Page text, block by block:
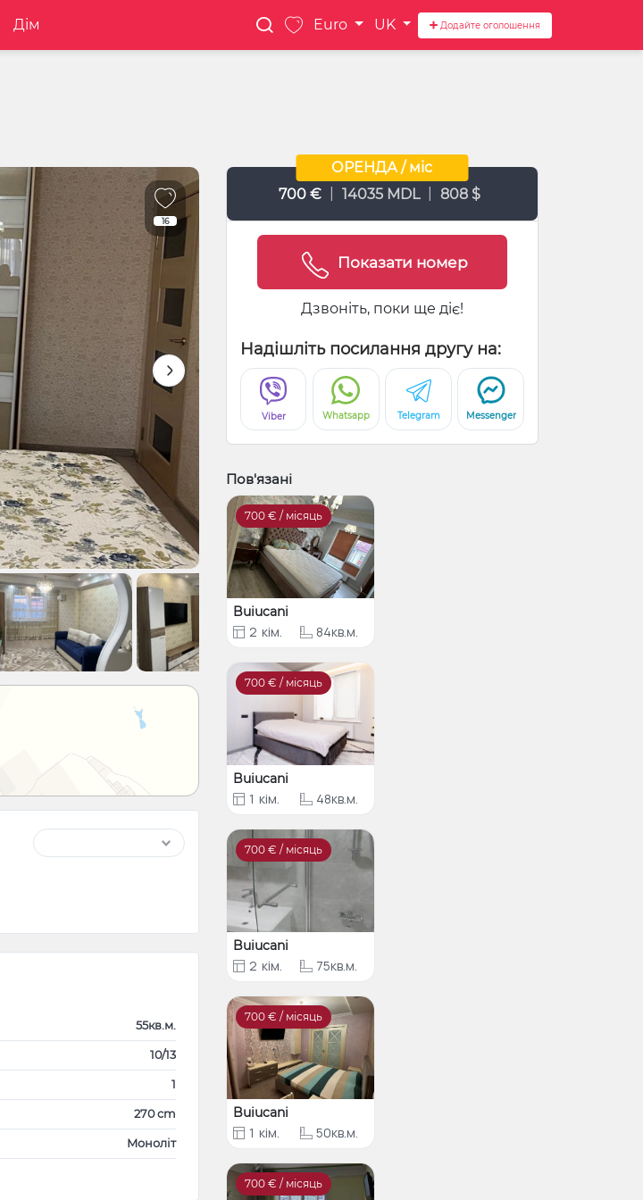
Дім Euro UK Додайте оголошення
16
55кв.м.
10/13
1
270 cm
Моноліт
ОРЕНДА / міс
700 €
14035 MDL 808 $
Показати номер
Дзвоніть, поки ще діє!
Надішліть посилання другу на:
Viber Whatsapp Telegram Messenger
Пов'язані
700 € / місяць
Buiucani
2 кім. 84кв.м.
700 € / місяць
Buiucani
1 кім. 48кв.м.
700 € / місяць
Buiucani
2 кім. 75кв.м.
700 € / місяць
Buiucani
1 кім. 50кв.м.
700 € / місяць